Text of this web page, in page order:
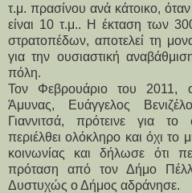
τ.μ. πρασίνου ανά κάτοικο,
είναι 10 τ.μ.. Η έκταση των
στρατοπέδων, αποτελεί τη
για την ουσιαστική
πόλη.
Τον Φεβρουάριο του 2011,
Άμυνας, Ευάγγελος
Γιαννιτσά, πρότεινε για
περιέλθει ολόκληρο και όχι το
κοινωνίας και δήλωσε ότι
πρόταση από τον Δήμο
Δυστυχώς ο Δήμος αδράνησε.